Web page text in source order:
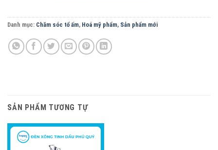
Danh mục: Chăm sóc tổ ấm, Hoá mỹ phẩm, Sản phẩm mới
SẢN PHẨM TƯƠNG TỰ